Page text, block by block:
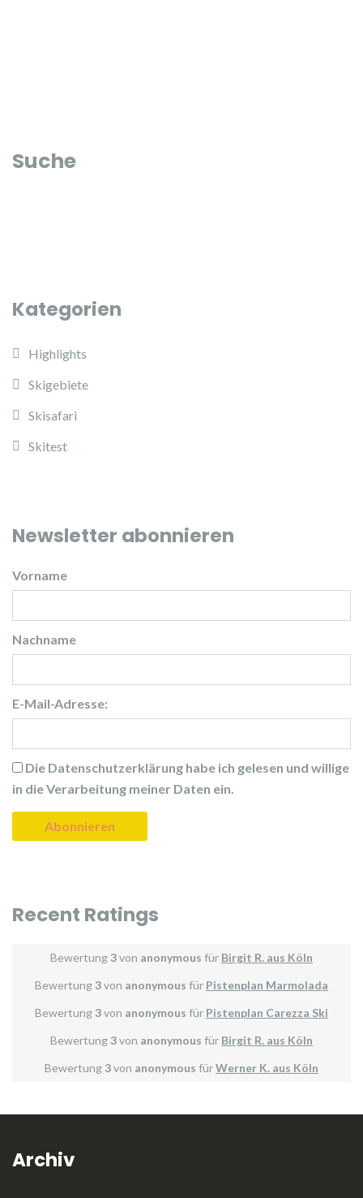
Suche
Kategorien
Highlights
Skigebiete
Skisafari
Skitest
Newsletter abonnieren
Vorname
Nachname
E-Mail-Adresse:
Die Datenschutzerklärung habe ich gelesen und willige
in die Verarbeitung meiner Daten ein.
Recent Ratings
Bewertung 3von anonymous für Birgit R. aus Köln
Bewertung 3von anonymous für Pistenplan Marmolada
Bewertung 3von anonymous für Pistenplan Carezza Ski
Bewertung 3von anonymous für Birgit R. aus Köln
Bewertung 3von anonymous fürWerner K. aus Köln
Archiv